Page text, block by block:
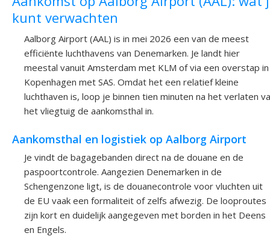
kunt verwachten
Aalborg Airport (AAL) is in mei 2026 een van de meest
efficiënte luchthavens van Denemarken. Je landt hier
meestal vanuit Amsterdam met KLM of via een overstap in
Kopenhagen met SAS. Omdat het een relatief kleine
luchthaven is, loop je binnen tien minuten na het verlaten
het vliegtuig de aankomsthal in.
Aankomsthal en logistiek op Aalborg Airport
Je vindt de bagagebanden direct na de douane en de
paspoortcontrole. Aangezien Denemarken in de
Schengenzone ligt, is de douanecontrole voor vluchten uit
de EU vaak een formaliteit of zelfs afwezig. De looproutes
zijn kort en duidelijk aangegeven met borden in het Deens
en Engels.